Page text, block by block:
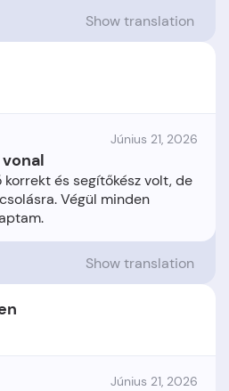
Show translation
Június 21, 2026
és segítőkész volt, de
Végül minden
Show translation
Június 21, 2026